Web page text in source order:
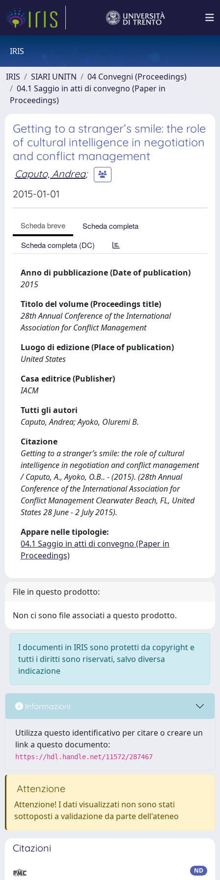
IRIS
IRIS SIARI UNITN
04 Convegni (Proceedings)
04.1 Saggio in atti di convegno (Paper in
Proceedings)
Getting to a stranger’s smile: the role
of cultural intelligence in negotiation
and conflict management
Caputo, Andrea;
2015-01-01
Scheda breve
Scheda completa
Scheda completa (DC)
Anno di pubblicazione (Date of publication)
2015
Titolo del volume (Proceedings title)
28th Annual Conference of the International
Association for Conflict Management
Luogo di edizione (Place of publication)
United States
Casa editrice (Publisher)
IACM
Tutti gli autori
Caputo, Andrea; Ayoko, Oluremi B.
Citazione
Getting to a stranger’s smile: the role of cultural
intelligence in negotiation and conflict management
/ Caputo, A., Ayoko, O.B.. - (2015). (28th Annual
Conference of the International Association for
Conflict Management Clearwater Beach, FL, United
States 28 June - 2 July 2015).
Appare nelle tipologie:
04.1 Saggio in atti di convegno (Paper in
Proceedings)
File in questo prodotto:
Non ci sono file associati a questo prodotto.
I documenti in IRIS sono protetti da copyright e
tutti i diritti sono riservati, salvo diversa
indicazione
Informazioni
Utilizza questo identificativo per citare o creare un
link a questo documento:
https://hdl.handle.net/11572/287467
Attenzione
Attenzione! I dati visualizzati non sono stati
sottoposti a validazione da parte dell'ateneo
Citazioni
ND